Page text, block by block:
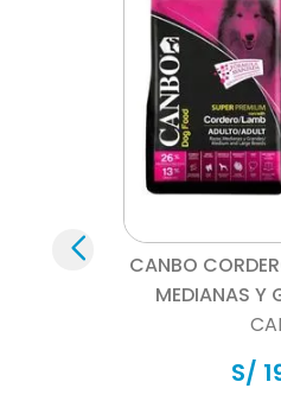
CANBO
MEDIANAS Y
S/